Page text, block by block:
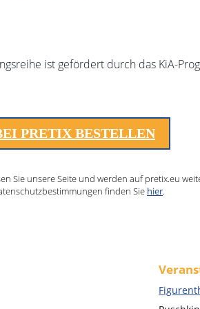
ist gefördert durch das KiA-
PRETIX BESTELLEN
Sie unsere Seite und werden auf pretix.eu
finden Sie hier.